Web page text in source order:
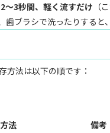
〜3秒間、軽く流すだけ （
歯ブラシで洗ったりすると、
方法は以下の順です：
法 備考